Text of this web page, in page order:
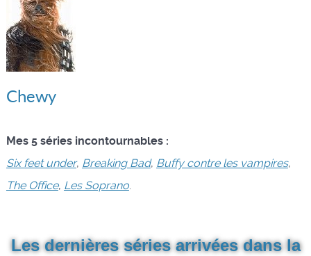
Chewy
Mes 5 séries incontournables :
Six feet under, Breaking Bad, Buffy contre les vampires,
The Office, Les Soprano.
Les dernières séries arrivées dans la